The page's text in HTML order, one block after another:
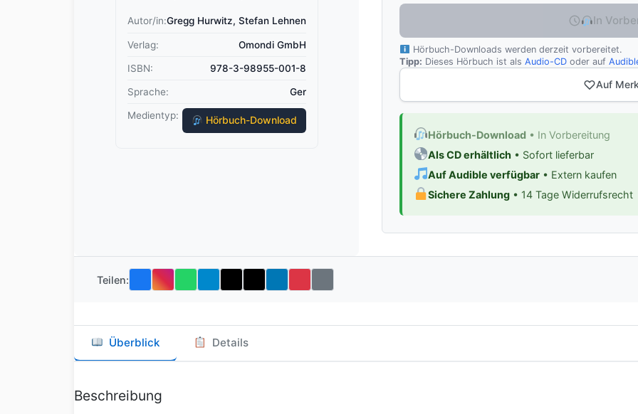
Autor/in:Gregg Hurwitz, Stefan Lehnen
Verlag: Omondi GmbH
ISBN: 978-3-98955-001-8
Sprache: Ger
Medientyp: Hörbuch-Download
In
Hörbuch-Downloads werden derzeit vorbereitet.
Tipp: Dieses Hörbuch ist als Audio-CD oder auf
Auf
Hörbuch-Download • In Vorbereitung
Als CD erhältlich • Sofort lieferbar
Auf Audible verfügbar • Extern kaufen
Sichere Zahlung • 14 Tage Widerrufsrecht
Teilen:
Überblick Details
Beschreibung